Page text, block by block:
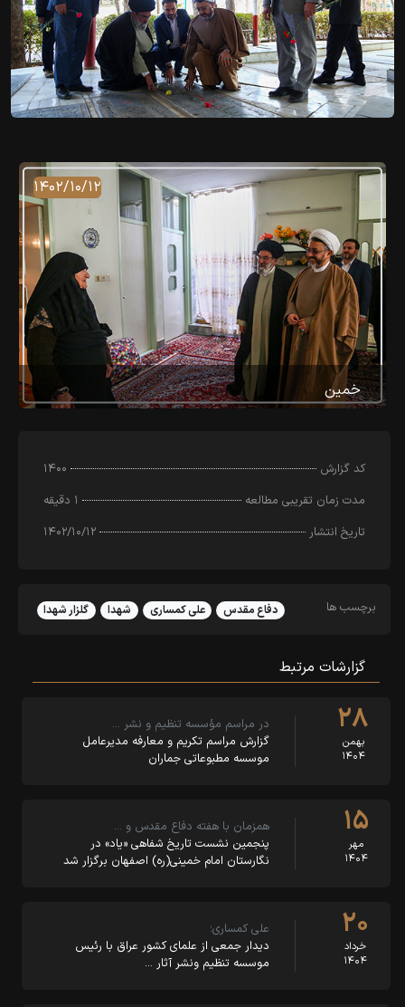
۱۴۰۲/۱۰/۱۲
خمین
کد‌ گزارش
۱۴۰۰
مدت زمان تقریبی مطالعه
۱ دقیقه
تاریخ انتشار
۱۴۰۲/۱۰/۱۲
برچسب ها دفاع مقدس علی کمساری شهدا گلزار شهدا
گزارشات مرتبط
۲۸
بهمن
۱۴۰۴
در مراسم مؤسسه تنظیم و نشر …
گزارش مراسم تکریم و معارفه مدیرعامل
موسسه مطبوعاتی جماران
۱۵
مهر
۱۴۰۴
همزمان با هفته دفاع مقدس و …
پنجمین نشست تاریخ شفاهی «یاد» در
نگارستان امام خمینی(ره) اصفهان برگزار شد
۲۰
خرداد
۱۴۰۴
علی کمساری؛
دیدار جمعی از علمای کشور عراق با رئیس
موسسه تنظیم ونشر آثار …